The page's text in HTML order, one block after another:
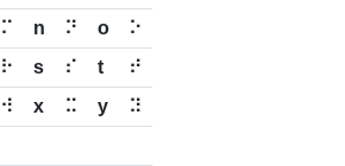
⠍ n ⠝ o
⠕
⠗ s ⠎ t
⠞
⠺ x ⠭ y
⠽